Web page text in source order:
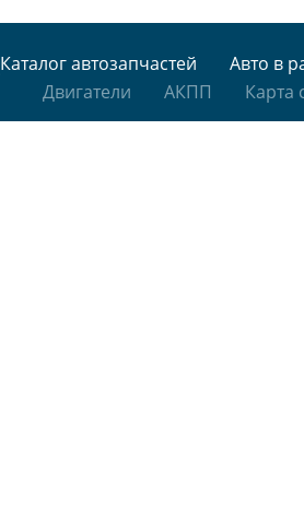
Каталог автозапчастей
Авто в
Двигатели
АКПП Карта